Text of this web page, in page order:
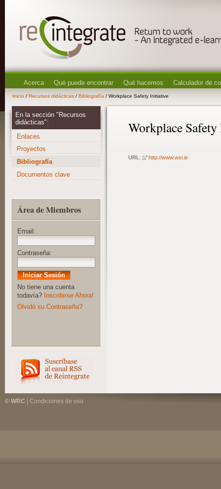
Acerca Qué puede encontrar Qué hacemos Calculador de
Inicio / Recursos didácticas / Bibliografía / Workplace Safety Initiative
Workplace
URL: http://www.wsi.ie
En la sección "Recursos
didácticas":
Enlaces
Proyectos
Bibliografía
Documentos clave
Área de Miembros
Email:
Contraseña:
No tiene una cuenta
todavía? Inscribirse Ahora!
Olvidó su Contraseña?
© WRC Condiciones de uso